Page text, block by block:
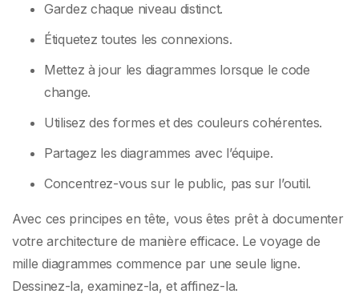
Gardez chaque niveau distinct.
Étiquetez toutes les connexions.
Mettez à jour les diagrammes lorsque le code
change.
Utilisez des formes et des couleurs cohérentes.
Partagez les diagrammes avec l’équipe.
Concentrez-vous sur le public, pas sur l’outil.
Avec ces principes en tête, vous êtes prêt à documenter
votre architecture de manière efficace. Le voyage de
mille diagrammes commence par une seule ligne.
Dessinez-la, examinez-la, et affinez-la.